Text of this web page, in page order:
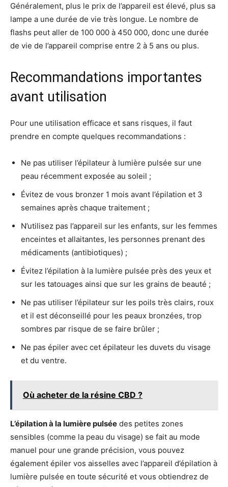
Généralement, plus le prix de l’appareil est élevé, plus sa
lampe a une durée de vie très longue. Le nombre de
flashs peut aller de 100 000 à 450 000, donc une durée
de vie de l’appareil comprise entre 2 à 5 ans ou plus.
Recommandations importantes
avant utilisation
Pour une utilisation efficace et sans risques, il faut
prendre en compte quelques recommandations :
Ne pas utiliser l’épilateur à lumière pulsée sur une
peau récemment exposée au soleil ;
Évitez de vous bronzer 1 mois avant l’épilation et 3
semaines après chaque traitement ;
N’utilisez pas l’appareil sur les enfants, sur les femmes
enceintes et allaitantes, les personnes prenant des
médicaments (antibiotiques) ;
Évitez l’épilation à la lumière pulsée près des yeux et
sur les tatouages ainsi que sur les grains de beauté ;
Ne pas utiliser l’épilateur sur les poils très clairs, roux
et il est déconseillé pour les peaux bronzées, trop
sombres par risque de se faire brûler ;
Ne pas épiler avec cet épilateur les duvets du visage
et du ventre.
Où acheter de la résine CBD ?
L’épilation à la lumière pulsée des petites zones
sensibles (comme la peau du visage) se fait au mode
manuel pour une grande précision, vous pouvez
également épiler vos aisselles avec l’appareil d’épilation à
lumière pulsée en toute sécurité et vous obtiendrez de